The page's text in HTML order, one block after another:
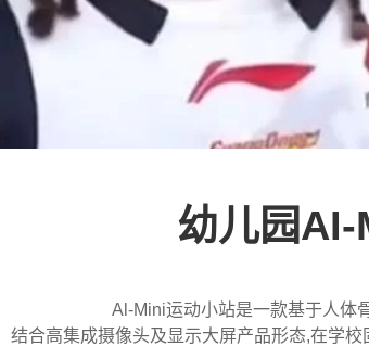
幼儿园
Al-Mini运动小站是一款基于人体
结合高集成摄像头及显示大屏产品形态,在学